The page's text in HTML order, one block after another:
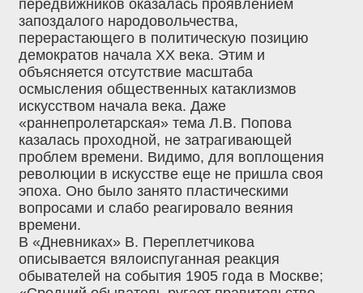
передвижников оказалась проявлением
запоздалого народовольчества,
перерастающего в политическую позицию
демократов начала ХХ века. Этим и
объясняется отсутствие масштаба
осмысления общественных катаклизмов
искусством начала века. Даже
«раннепролетарская» тема Л.В. Попова
казалась проходной, не затрагивающей
проблем времени. Видимо, для воплощения
революции в искусстве еще не пришла своя
эпоха. Оно было занято пластическими
вопросами и слабо реагировало веяния
времени.
В «Дневниках» В. Переплетчикова
описывается вялоиспуганная реакция
обывателей на события 1905 года в Москве;